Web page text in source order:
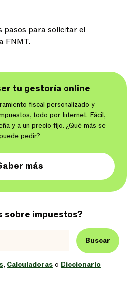
pasos para solicitar el
FNMT.
tu gestoría online
fiscal personalizado y
todo por Internet. Fácil,
y a un precio fijo. ¿Qué más se
puede pedir?
más
sobre impuestos?
Buscar
, Calculadoras o Diccionario